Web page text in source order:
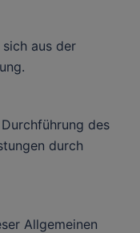
aus der
des
durch
Allgemeinen